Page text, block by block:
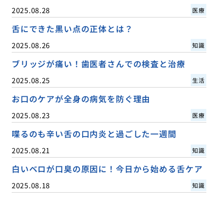
2025.08.28 医療
舌にできた黒い点の正体とは？
2025.08.26 知識
ブリッジが痛い！歯医者さんでの検査と治療
2025.08.25 生活
お口のケアが全身の病気を防ぐ理由
2025.08.23 医療
喋るのも辛い舌の口内炎と過ごした一週間
2025.08.21 知識
白いベロが口臭の原因に！今日から始める舌ケア
2025.08.18 知識